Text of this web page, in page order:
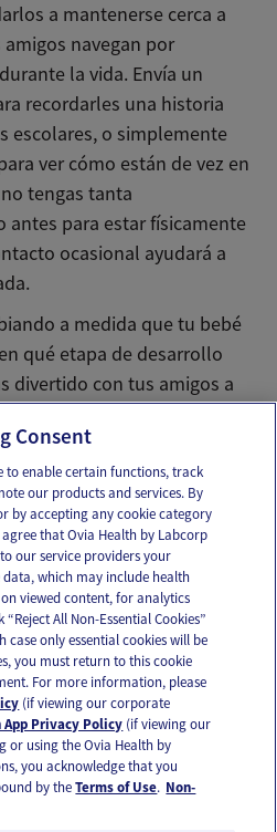
a mantenerse cerca a
navegan por
la vida. Envía un
recordarles una historia
escolares, o simplemente
ver cómo están de vez en
tengas tanta
antes para estar físicamente
ocasional ayudará a
a medida que tu bebé
qué etapa de desarrollo
divertido con tus amigos a
Consent
to enable certain functions, track
our products and services. By
by accepting any cookie category
that Ovia Health by Labcorp
our service providers your
which may include health
viewed content, for analytics
All Non-Essential Cookies”
case only essential cookies will be
you must return to this cookie
For more information, please
(if viewing our corporate
App Privacy Policy (if viewing our
or using the Ovia Health by
you acknowledge that you
by theTerms of Use. Non-